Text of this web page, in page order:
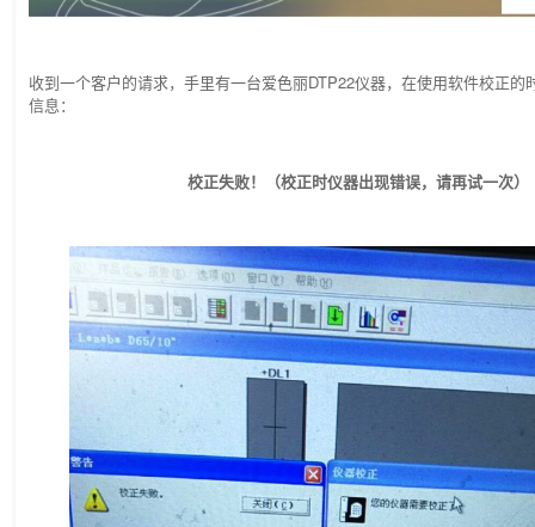
收到一个客户的请求，手里有一台爱色丽DTP22仪器，在使用软件校正的
信息：
校正失败！（校正时仪器出现错误，请再试一次）